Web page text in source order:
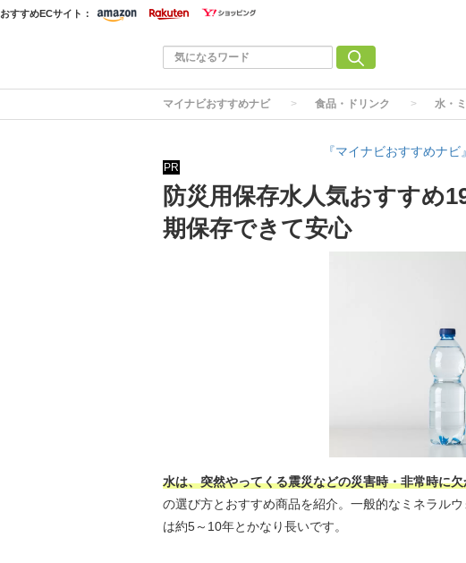
おすすめECサイト：
マイナビおすすめナビ 食品・ドリンク 水・
『マイナビおすすめナ
PR
防災用保存水人気おすすめ
期保存できて安心
水は、突然やってくる震災などの災害時・非常時に
の選び方とおすすめ商品を紹介。一般的なミネラル
は約5～10年とかなり長いです。